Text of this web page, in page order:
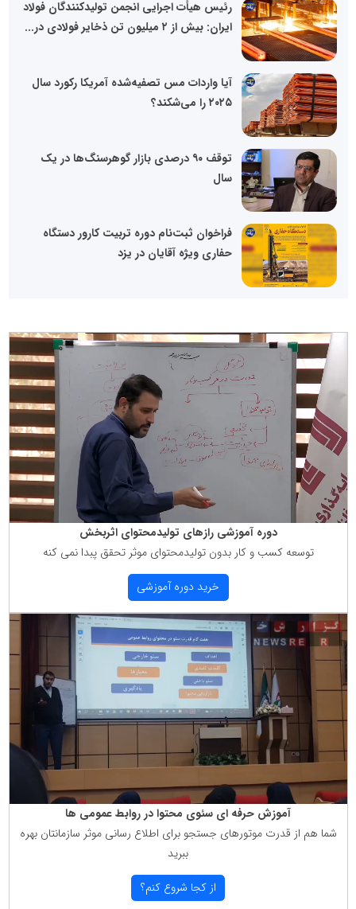
رئیس هیأت اجرایی انجمن تولیدکنندگان فولاد
ایران: بیش از ۲ میلیون تن ذخایر فولادی در...
آیا واردات مس تصفیه‌شده آمریکا رکورد سال
۲۰۲۵ را می‌شکند؟
توقف ۹۰ درصدی بازار گوهرسنگ‌ها در یک
سال
فراخوان ثبت‌نام دوره تربیت کارور دستگاه
حفاری ویژه آقایان در یزد
دوره آموزشی رازهای تولیدمحتوای اثربخش
توسعه كسب و كار بدون تولیدمحتوای موثر تحقق پبدا نمی كنه
خرید دوره آموزشی
آموزش حرفه ای سئوی محتوا در روابط عمومی ها
شما هم از قدرت موتورهای جستجو برای اطلاع رسانی موثر سازمانتان بهره
ببرید
از كجا شروع كنم؟